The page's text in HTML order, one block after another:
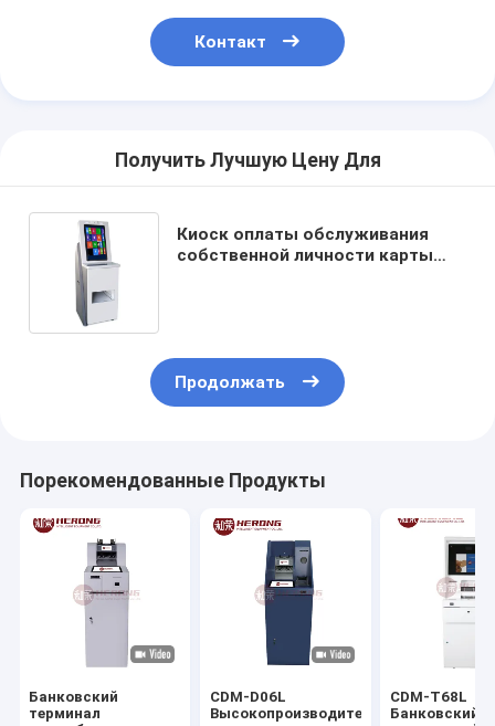
Контакт
Получить Лучшую Цену Для
Киоск оплаты обслуживания
собственной личности карты
Продолжать
Порекомендованные Продукты
Банковский
терминал
CDM-D06L
Высокопроизводительный
CDM-T68L
Банковский